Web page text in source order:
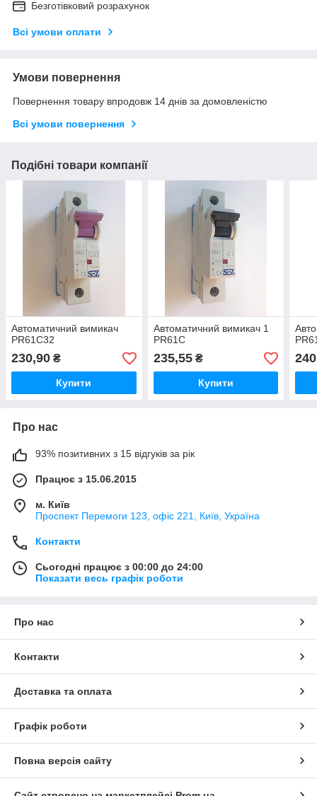
Безготівковий розрахунок
Всі умови оплати
Умови повернення
Повернення товару впродовж 14 днів за домовленістю
Всі умови повернення
Подібні товари компанії
Автоматичний вимикач
PR61С32
230,90 ₴
Купити
Автоматичний вимикач 1
PR61С
235,55₴
Купити
Про нас
93% позитивних з 15 відгуків за рік
Працює з 15.06.2015
м. Київ
Проспект Перемоги 123, офіс 221, Київ, Україна
Контакти
Сьогодні працює з 00:00 до 24:00
Показати весь графік роботи
Про нас
Контакти
Доставка та оплата
Графік роботи
Повна версія сайту